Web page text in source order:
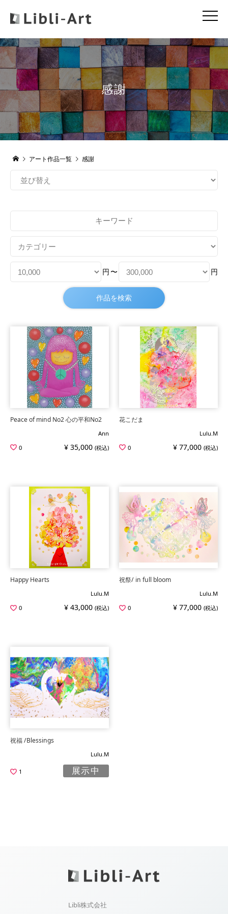
感謝
アート作品一覧 感謝
円 〜 円
Peace of mind No2 心の平和No2
Ann
0
¥ 35,000 (税込)
花こだま
Lulu.M
0
¥ 77,000 (税込)
Happy Hearts
Lulu.M
0
¥ 43,000 (税込)
祝祭/ in full bloom
Lulu.M
0
¥ 77,000 (税込)
祝福 /Blessings
Lulu.M
1 展示中
Libli株式会社